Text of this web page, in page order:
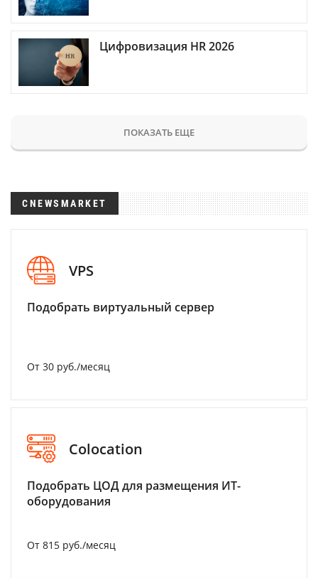
Цифровизация HR 2026
ПОКАЗАТЬ ЕЩЕ
CNEWSMARKET
VPS
Подобрать виртуальный сервер
От 30 руб./месяц
Colocation
Подобрать ЦОД для размещения ИТ-
оборудования
От 815 руб./месяц